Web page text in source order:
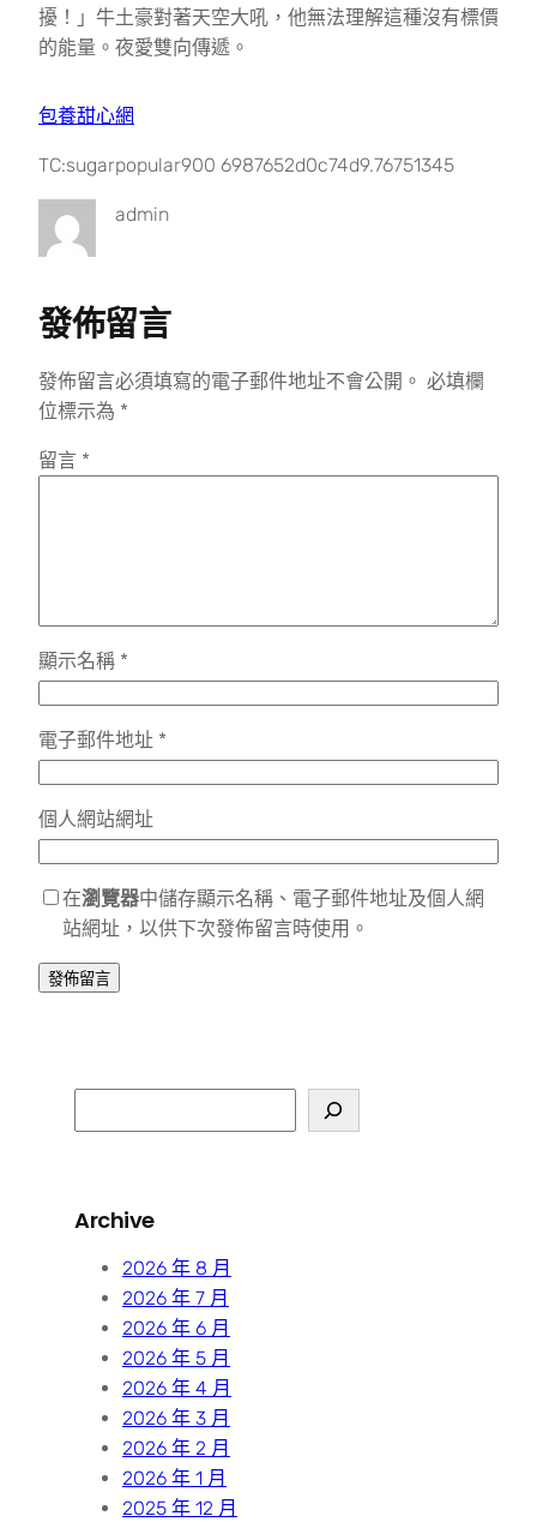
擾！」牛土豪對著天空大吼，他無法理解這種沒有標價
的能量。夜愛雙向傳遞。
包養甜心網
TC:sugarpopular900 6987652d0c74d9.76751345
admin
發佈留言
發佈留言必須填寫的電子郵件地址不會公開。 必填欄
位標示為 *
留言 *
顯示名稱 *
電子郵件地址 *
個人網站網址
在瀏覽器中儲存顯示名稱、電子郵件地址及個人網
站網址，以供下次發佈留言時使用。
e
c
Archive
2026 年 8 月
2026 年 7 月
2026 年 6 月
2026 年 5 月
2026 年 4 月
2026 年 3 月
2026 年 2 月
2026 年 1 月
2025 年 12 月